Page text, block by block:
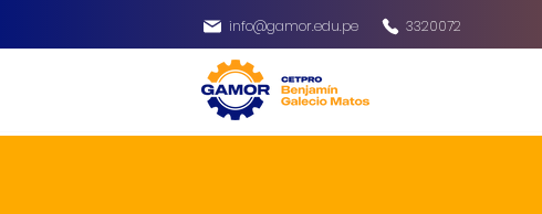
info@gamor.edu.pe 3320072